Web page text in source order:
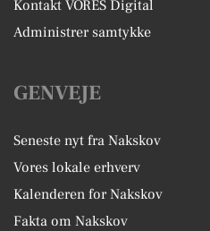
Kontakt VORES Digital
Administrer samtykke
GENVEJE
Seneste nyt fra Nakskov
Vores lokale erhverv
Kalenderen for Nakskov
Fakta om Nakskov